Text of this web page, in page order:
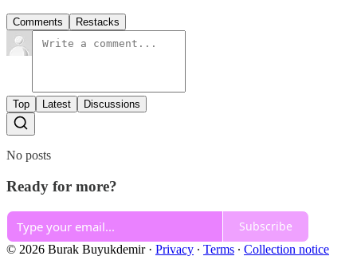
Comments Restacks
Top Latest Discussions
No posts
Ready for more?
Subscribe
© 2026 Burak Buyukdemir· Privacy ∙ Terms ∙ Collection notice